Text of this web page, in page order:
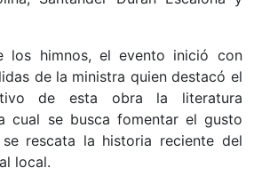
los himnos, el evento inició con
de la ministra quien destacó el
de esta obra la literatura
cual se busca fomentar el gusto
rescata la historia reciente del
local.